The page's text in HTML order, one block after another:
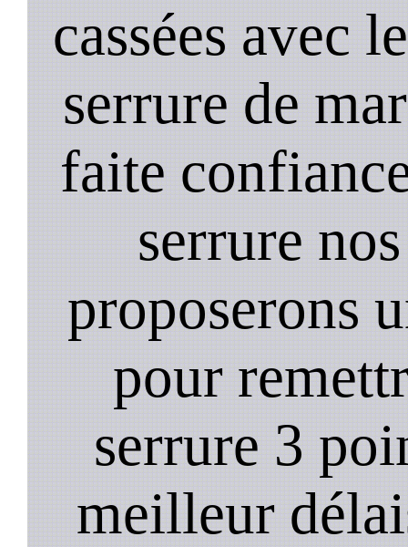
cassées avec
serrure de
faite
serrure
proposerons
pour
serrure 3
meilleur